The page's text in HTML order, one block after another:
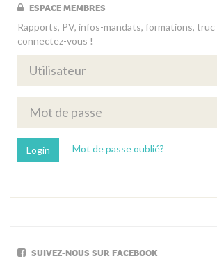
ESPACE MEMBRES
Rapports, PV, infos-mandats, formations,
connectez-vous !
Mot de passe oublié?
SUIVEZ-NOUS SUR FACEBOOK